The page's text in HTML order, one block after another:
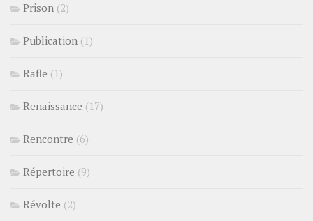
Prison (2)
Publication (1)
Rafle (1)
Renaissance (17)
Rencontre (6)
Répertoire (9)
Révolte (2)